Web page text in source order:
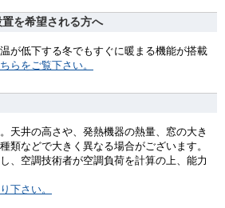
を希望される方へ
が低下する冬でもすぐに暖まる機能が搭載
らをご覧下さい。
天井の高さや、発熱機器の熱量、窓の大き
類などで大きく異なる場合がございます。
、空調技術者が空調負荷を計算の上、能力
下さい。